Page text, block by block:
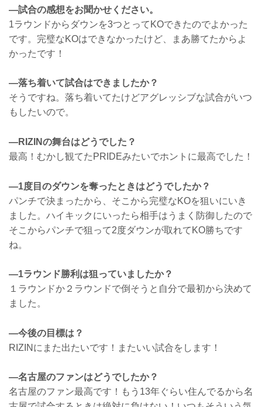
—試合の感想をお聞かせください。
1ラウンドからダウンを3つとってKOできたのでよかった
です。完璧なKOはできなかったけど、まあ勝てたからよ
かったです！
—落ち着いて試合はできましたか？
そうですね。落ち着いてたけどアグレッシブな試合がいつ
もしたいので。
—RIZINの舞台はどうでした？
最高！むかし観てたPRIDEみたいでホントに最高でした！
—1度目のダウンを奪ったときはどうでしたか？
パンチで決まったから、そこから完璧なKOを狙いにいき
ました。ハイキックにいったら相手はうまく防御したので
そこからパンチで狙って2度ダウンが取れてKO勝ちです
ね。
—1ラウンド勝利は狙っていましたか？
１ラウンドか２ラウンドで倒そうと自分で最初から決めて
ました。
—今後の目標は？
RIZINにまた出たいです！またいい試合をします！
—名古屋のファンはどうでしたか？
名古屋のファン最高です！もう13年ぐらい住んでるから名